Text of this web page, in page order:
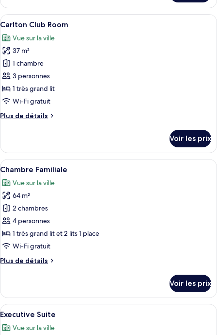
le
type
de
Chambre
Exécutive
Afficher
toutes
les
photos
pour
ce
type
de
chambre :
Carlton
Une chambre d’hôtel moderne
5
Carlton Club Room
Vue sur la ville
37 m²
1 chambre
3 personnes
1 très grand lit
Wi-Fi gratuit
Plus de détails
Plus
le
type
de
Carlton
Club
Room
Voir les prix
Afficher
toutes
les
photos
pour
ce
type
de
chambre :
Chambre
Une chambre d’hôtel moderne
5
Chambre Familiale
Vue sur la ville
64 m²
2 chambres
4 personnes
1 très grand lit et 2 lits 1 place
Wi-Fi gratuit
Plus de détails
Plus
le
type
de
Chambre
Voir les prix
Afficher
toutes
les
Une chambre d’hôtel moderne
6
Executive Suite
Vue sur la ville